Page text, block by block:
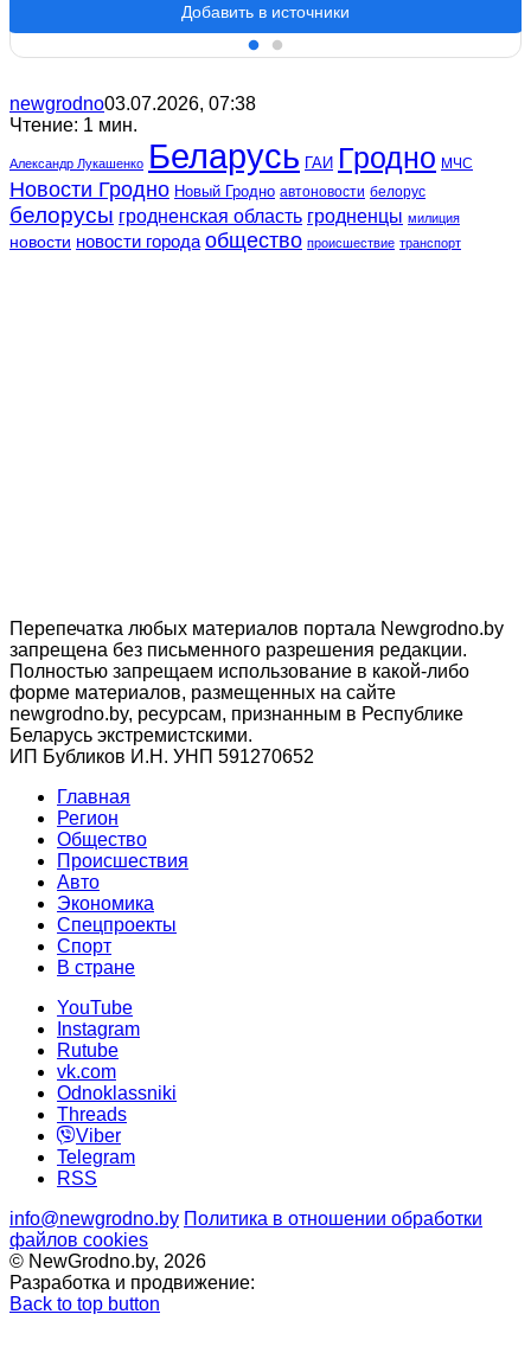
Добавить в источники
newgrodno03.07.2026, 07:38
Чтение: 1 мин.
Александр Лукашенко Беларусь ГАИ Гродно МЧС
Новости Гродно Новый Гродно автоновости белорус
белорусы гродненская область гродненцы милиция
новости новости города общество происшествие транспорт
Перепечатка любых материалов портала Newgrodno.by
запрещена без письменного разрешения редакции.
Полностью запрещаем использование в какой-либо
форме материалов, размещенных на сайте
newgrodno.by, ресурсам, признанным в Республике
Беларусь экстремистскими.
ИП Бубликов И.Н. УНП 591270652
Главная
Регион
Общество
Происшествия
Авто
Экономика
Спецпроекты
Cпорт
В стране
YouTube
Instagram
Rutube
vk.com
Odnoklassniki
Threads
Viber
Telegram
RSS
info@newgrodno.by Политика в отношении обработки
файлов cookies
© NewGrodno.by, 2026
Разработка и продвижение:
Back to top button